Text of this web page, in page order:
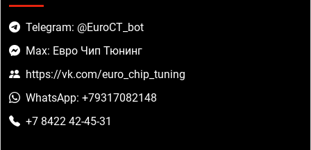
Telegram: @EuroCT_bot
Max: Евро Чип Тюнинг
https://vk.com/euro_chip_tuning
WhatsApp: +79317082148
+7 8422 42-45-31